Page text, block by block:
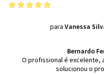
para Vanessa
Bernardo
O profissional é excelente,
solucionou o